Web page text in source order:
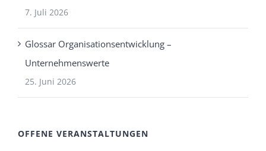
7. Juli 2026
Glossar Organisationsentwicklung –
Unternehmenswerte
25. Juni 2026
OFFENE VERANSTALTUNGEN